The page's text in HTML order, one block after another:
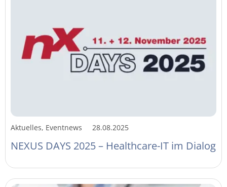
Aktuelles, Eventnews 28.08.2025
NEXUS DAYS 2025 – Healthcare-IT im Dialog